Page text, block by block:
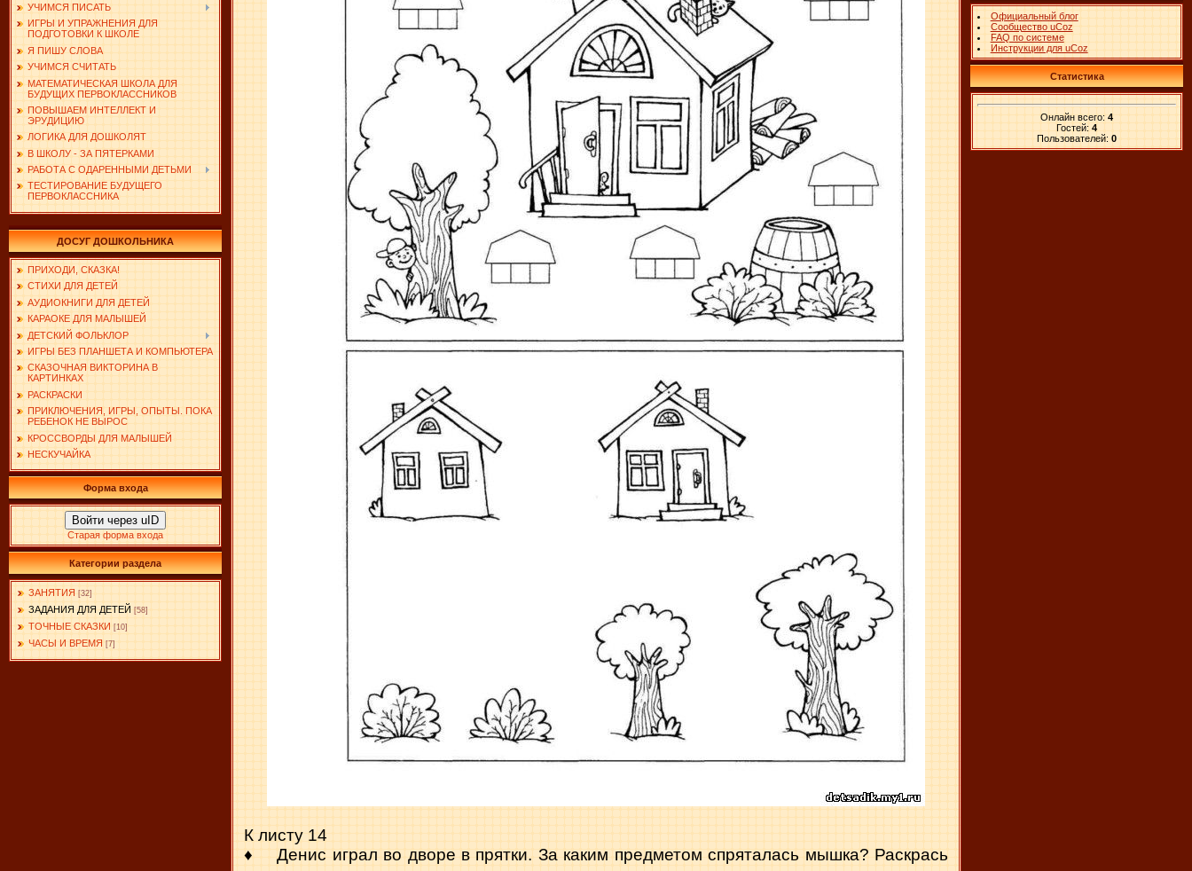
УЧИМСЯ ПИСАТЬ
ИГРЫ И УПРАЖНЕНИЯ ДЛЯ
ПОДГОТОВКИ К ШКОЛЕ
Я ПИШУ СЛОВА
УЧИМСЯ СЧИТАТЬ
МАТЕМАТИЧЕСКАЯ ШКОЛА ДЛЯ
БУДУЩИХ ПЕРВОКЛАССНИКОВ
ПОВЫШАЕМ ИНТЕЛЛЕКТ И
ЭРУДИЦИЮ
ЛОГИКА ДЛЯ ДОШКОЛЯТ
В ШКОЛУ - ЗА ПЯТЕРКАМИ
РАБОТА С ОДАРЕННЫМИ ДЕТЬМИ
ТЕСТИРОВАНИЕ БУДУЩЕГО
ПЕРВОКЛАССНИКА
ДОСУГ ДОШКОЛЬНИКА
ПРИХОДИ, СКАЗКА!
СТИХИ ДЛЯ ДЕТЕЙ
АУДИОКНИГИ ДЛЯ ДЕТЕЙ
КАРАОКЕ ДЛЯ МАЛЫШЕЙ
ДЕТСКИЙ ФОЛЬКЛОР
ИГРЫ БЕЗ ПЛАНШЕТА И КОМПЬЮТЕРА
СКАЗОЧНАЯ ВИКТОРИНА В
КАРТИНКАХ
РАСКРАСКИ
ПРИКЛЮЧЕНИЯ, ИГРЫ, ОПЫТЫ. ПОКА
РЕБЕНОК НЕ ВЫРОС
КРОССВОРДЫ ДЛЯ МАЛЫШЕЙ
НЕСКУЧАЙКА
Форма входа
Войти через uID
Старая форма входа
Категории раздела
ЗАНЯТИЯ [32]
ЗАДАНИЯ ДЛЯ ДЕТЕЙ [58]
ТОЧНЫЕ СКАЗКИ [10]
ЧАСЫ И ВРЕМЯ [7]
К листу 14
♦ Денис играл во дворе в прятки. За каким предметом спряталась мышка? Раскрась
Официальный блог
Сообщество uCoz
FAQ по системе
Инструкции для uCoz
Статистика
Онлайн всего: 4
Гостей: 4
Пользователей: 0